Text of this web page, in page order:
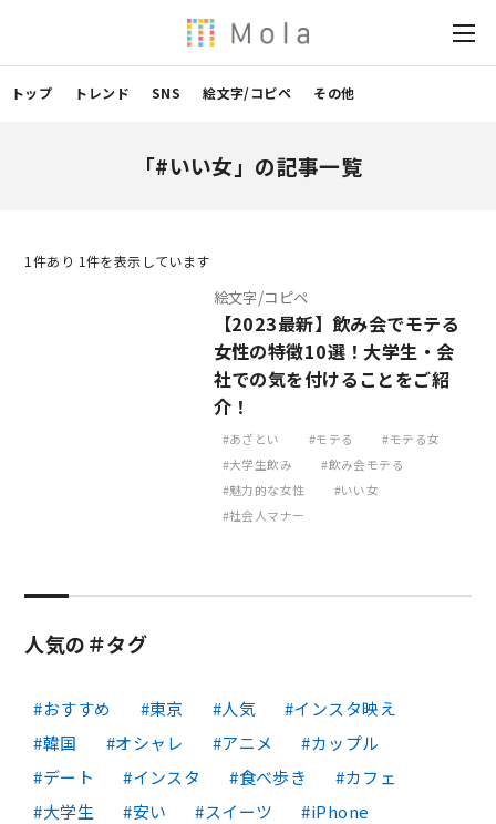
トップ トレンド SNS 絵文字/コピペ その他
「#いい女」の記事一覧
1 件あり 1件を表示しています
絵文字/コピペ
【2023最新】飲み会でモテる
女性の特徴10選！大学生・会
社での気を付けることをご紹
介！
あざとい モテる
モテる女
大学生飲み
飲み会モテる
魅力的な女性
いい女
社会人マナー
人気の＃タグ
おすすめ 東京 人気
インスタ映え
韓国
オシャレ アニメ
カップル
デート
インスタ 食べ歩き
カフェ
大学生
安い スイーツ
iPhone